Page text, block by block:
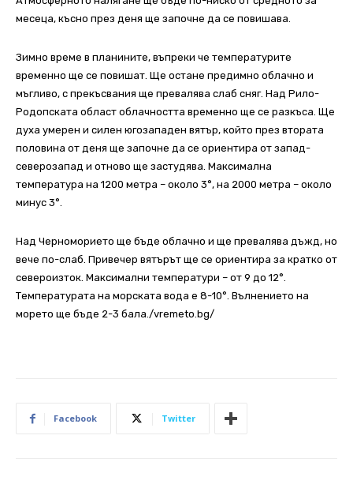
месеца, късно през деня ще започне да се повишава.
Зимно време в планините, въпреки че температурите
временно ще се повишат. Ще остане предимно облачно и
мъгливо, с прекъсвания ще превалява слаб сняг. Над Рило-
Родопската област облачността временно ще се разкъса. Ще
духа умерен и силен югозападен вятър, който през втората
половина от деня ще започне да се ориентира от запад-
северозапад и отново ще застудява. Максимална
температура на 1200 метра – около 3°, на 2000 метра – около
минус 3°.
Над Черноморието ще бъде облачно и ще превалява дъжд, но
вече по-слаб. Привечер вятърът ще се ориентира за кратко от
североизток. Максимални температури – от 9 до 12°.
Температурата на морската вода е 8-10°. Вълнението на
морето ще бъде 2-3 бала./vremeto.bg/
Facebook Twitter